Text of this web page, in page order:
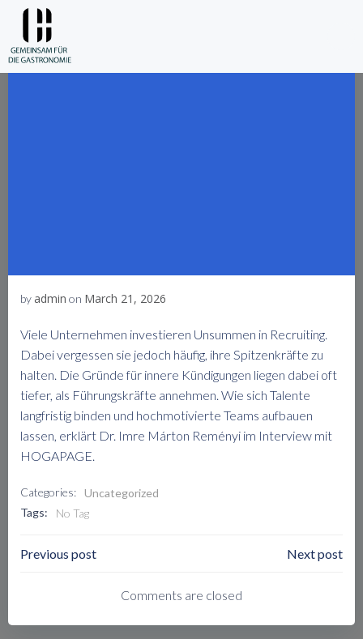
by admin on March 21, 2026
Viele Unternehmen investieren Unsummen in Recruiting.
Dabei vergessen sie jedoch häufig, ihre Spitzenkräfte zu
halten. Die Gründe für innere Kündigungen liegen dabei oft
tiefer, als Führungskräfte annehmen. Wie sich Talente
langfristig binden und hochmotivierte Teams aufbauen
lassen, erklärt Dr. Imre Márton Reményi im Interview mit
HOGAPAGE.
Categories: Uncategorized
Tags:
No Tag
Post
Navigation
Previous post
Navigation
Next post
Comments are closed